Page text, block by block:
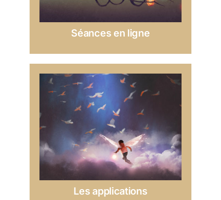
Séances en ligne
Les applications